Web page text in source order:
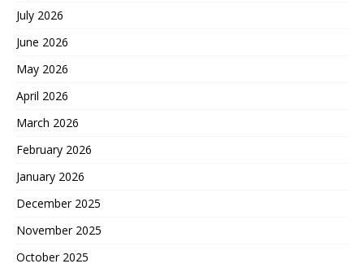
July 2026
June 2026
May 2026
April 2026
March 2026
February 2026
January 2026
December 2025
November 2025
October 2025